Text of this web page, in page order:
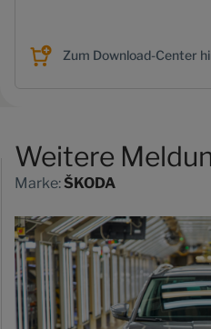
Zum Download-Center
Weitere
Marke: ŠKODA